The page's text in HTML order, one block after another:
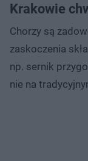
Krakowie
Chorzy są
zaskoczenia
np. sernik
nie na